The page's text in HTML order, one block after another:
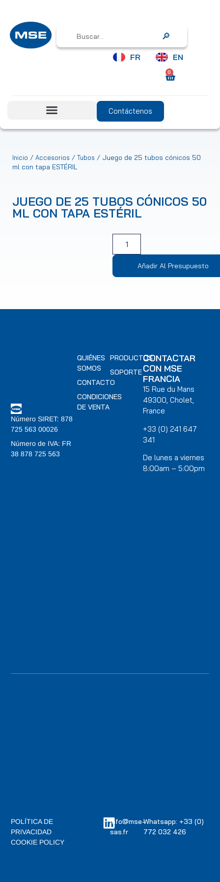
Search
FR EN
0
Contáctenos
Inicio / Accesorios / Tubos / Juego de 25 tubos cónicos 50
ml con tapa ESTÉRIL
JUEGO DE 25 TUBOS CÓNICOS 50
ML CON TAPA ESTÉRIL
Añadir Al Presupuesto
Número SIRET: 878
725 563 00026
Número de IVA: FR
38 878 725 563
PRODUCTOS
SOPORTE
QUIÉNES
SOMOS
CONTACTO
CONDICIONES
DE VENTA
CONTACTAR
CON MSE
FRANCIA
15 Rue du Mans
49300, Cholet,
France
+33 (0) 241 647
341
De lunes a viernes
8:00am – 5:00pm
info@mse-
sas.fr
Whatsapp: +33 (0)
772 032 426
POLÍTICA DE
PRIVACIDAD
COOKIE POLICY